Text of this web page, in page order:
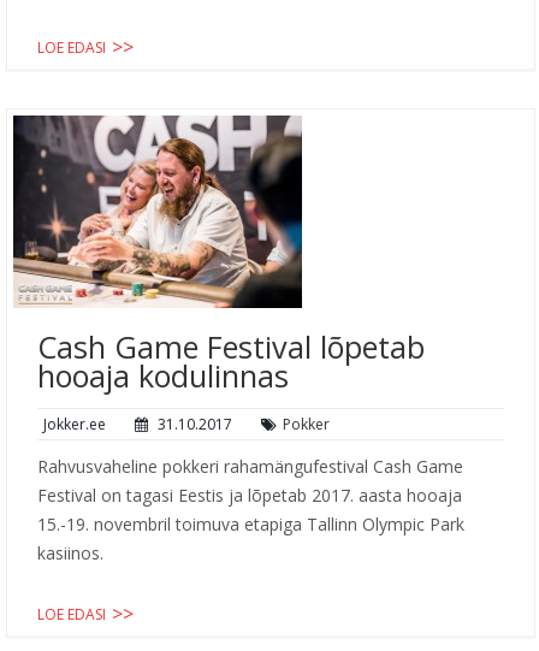
LOE EDASI
Cash Game Festival lõpetab
hooaja kodulinnas
Jokker.ee 31.10.2017 Pokker
Rahvusvaheline pokkeri rahamängufestival Cash Game
Festival on tagasi Eestis ja lõpetab 2017. aasta hooaja
15.-19. novembril toimuva etapiga Tallinn Olympic Park
kasiinos.
LOE EDASI